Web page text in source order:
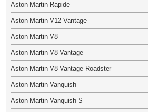
Aston Martin Rapide
Aston Martin V12 Vantage
Aston Martin V8
Aston Martin V8 Vantage
Aston Martin V8 Vantage Roadster
Aston Martin Vanquish
Aston Martin Vanquish S